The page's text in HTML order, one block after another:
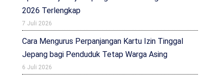
2026 Terlengkap
7 Juli 2026
Cara Mengurus Perpanjangan Kartu Izin Tinggal
Jepang bagi Penduduk Tetap Warga Asing
6 Juli 2026